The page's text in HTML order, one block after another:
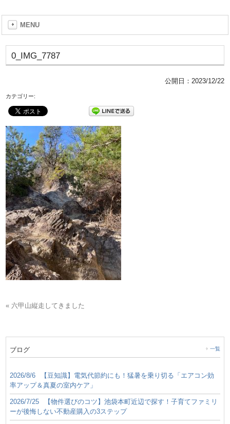
MENU
0_IMG_7787
公開日： 2023/12/22
カテゴリー:
« 六甲山縦走してきました
ブログ 一覧
2026/8/6
【豆知識】電気代節約にも！猛暑を乗り切る「エアコン効
率アップ＆真夏の室内ケア」
2026/7/25
【物件選びのコツ】池袋本町近辺で探す！子育てファミリ
ーが後悔しない不動産購入の3ステップ